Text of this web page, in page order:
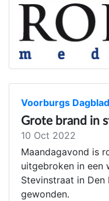
Voorburgs Dagblad
Grote brand in
10 Oct 2022
Maandagavond is
uitgebroken in een
Stevinstraat in Den
gewonden.